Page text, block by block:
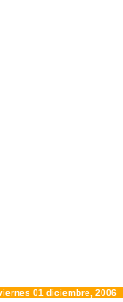
01 diciembre, 2006